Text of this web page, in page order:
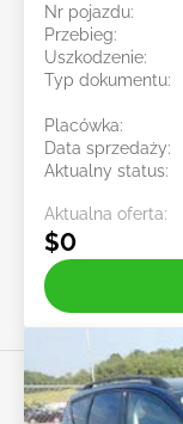
Nr pojazdu:
Przebieg:
Uszkodzenie:
Typ dokumentu:
Placówka:
Data sprzedaży:
Aktualny status:
Aktualna oferta:
$0